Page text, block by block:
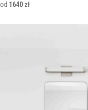
od 1640 zł